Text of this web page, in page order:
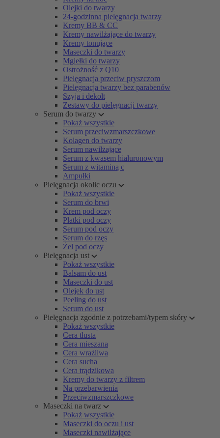
Olejki do twarzy
24-godzinna pielęgnacja twarzy
Kremy BB & CC
Kremy nawilżające do twarzy
Kremy tonujące
Maseczki do twarzy
Mgiełki do twarzy
Ostrożność z Q10
Pielęgnacja przeciw pryszczom
Pielęgnacja twarzy bez parabenów
Szyja i dekolt
Zestawy do pielęgnacji twarzy
Serum do twarzy
Pokaż wszystkie
Serum przeciwzmarszczkowe
Kolagen do twarzy
Serum nawilżające
Serum z kwasem hialuronowym
Serum z witaminą c
Ampułki
Pielęgnacja okolic oczu
Pokaż wszystkie
Serum do brwi
Krem pod oczy
Płatki pod oczy
Serum pod oczy
Serum do rzęs
Żel pod oczy
Pielęgnacja ust
Pokaż wszystkie
Balsam do ust
Maseczki do ust
Olejek do ust
Peeling do ust
Serum do ust
Pielęgnacja zgodnie z potrzebami/typem skóry
Pokaż wszystkie
Cera tłusta
Cera mieszana
Cera wrażliwa
Cera sucha
Cera trądzikowa
Kremy do twarzy z filtrem
Na przebarwienia
Przeciwzmarszczkowe
Maseczki na twarz
Pokaż wszystkie
Maseczki do oczu i ust
Maseczki nawilżające